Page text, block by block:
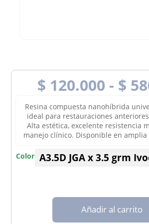
$ 120.000 - $
Resina compuesta nanohíbrida
ideal para restauraciones
Alta estética, excelente resistencia
manejo clínico. Disponible en amplia
Color
Añadir al carrito